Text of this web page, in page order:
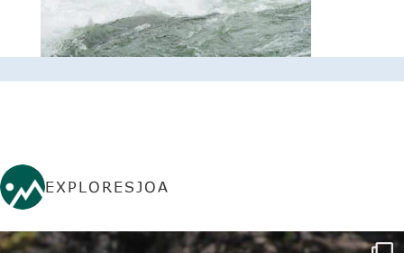
EXPLORESJOA